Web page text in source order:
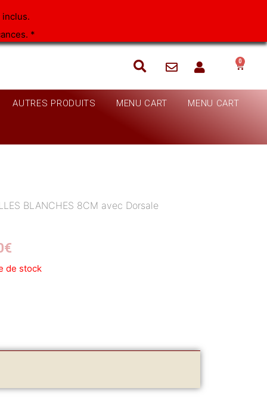
inclus.
*
0
AUTRES PRODUITS MENU CART MENU CART
BLANCHES 8CM avec Dorsale
€
de stock